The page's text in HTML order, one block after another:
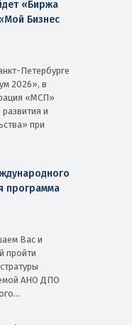
«Биржа
Бизнес
Петербурге
2026», в
«МСП»
и
при
программа
Вас и
пройти
АНО ДПО